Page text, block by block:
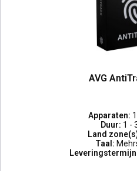
AVG
Apparaten:
Duur: 1 -
Land
Taal: